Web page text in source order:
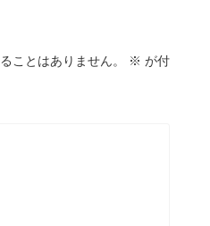
ことはありません。 ※ が付